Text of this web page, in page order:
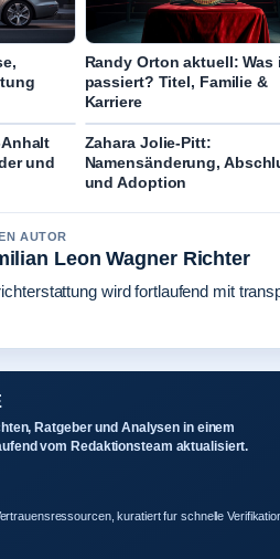
Randy Orton aktuell: Was
passiert? Titel, Familie &
Karriere
und
Zahara Jolie-Pitt:
Namensänderung,
und Adoption
AUTOR
Leon Wagner Richter
wird fortlaufend mit
Ratgeber und Analysen in einem
vom Redaktionsteam aktualisiert.
kuratiert fur schnelle